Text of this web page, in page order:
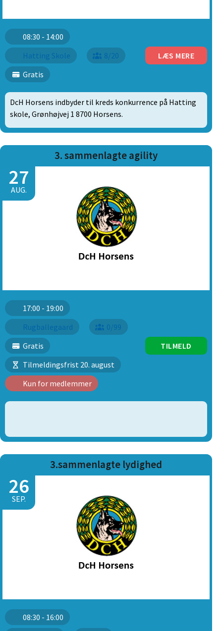
08:30 - 14:00
Hatting Skole
8/20
Gratis
LÆS MERE
DcH Horsens indbyder til kreds konkurrence på Hatting
skole, Grønhøjvej 1 8700 Horsens.
3. sammenlagte agility
27
AUG.
17:00 - 19:00
Rugballegaard
0/99
Gratis
Tilmeldingsfrist 20. august
Kun for medlemmer
TILMELD
3.sammenlagte lydighed
26
SEP.
08:30 - 16:00